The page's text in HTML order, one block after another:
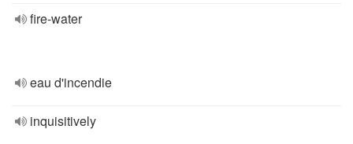
fire-water
eau d'incendie
inquisitively